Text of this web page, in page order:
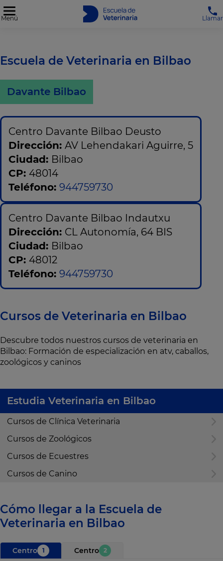
Menú Llamar
Escuela de Veterinaria en Bilbao
Davante Bilbao
Centro Davante Bilbao Deusto
Dirección: AV Lehendakari Aguirre, 5
Ciudad: Bilbao
CP: 48014
Teléfono: 944759730
Centro Davante Bilbao Indautxu
Dirección: CL Autonomía, 64 BIS
Ciudad: Bilbao
CP: 48012
Teléfono: 944759730
Cursos de Veterinaria en Bilbao
Descubre todos nuestros cursos de veterinaria en
Bilbao: Formación de especialización en atv, caballos,
zoológicos y caninos
Estudia Veterinaria en Bilbao
Cursos de Clínica Veterinaria
Cursos de Zoológicos
Cursos de Ecuestres
Cursos de Canino
Cómo llegar a la Escuela de
Veterinaria en Bilbao
Centro 1 Centro 2